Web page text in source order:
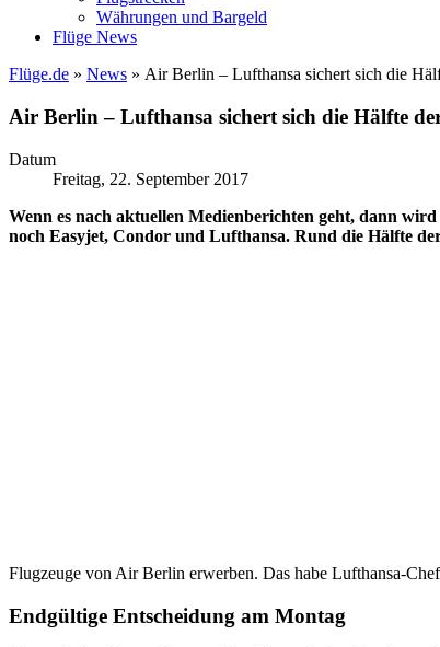
Währungen und Bargeld
Flüge News
Flüge.de » News » Air Berlin – Lufthansa sichert sich die
Air Berlin – Lufthansa sichert sich die Hälfte
Datum
Freitag, 22. September 2017
Wenn es nach aktuellen Medienberichten geht, dann
noch Easyjet, Condor und Lufthansa. Rund die Hälfte
Flugzeuge von Air Berlin erwerben. Das habe Lufthansa-
Endgültige Entscheidung am Montag